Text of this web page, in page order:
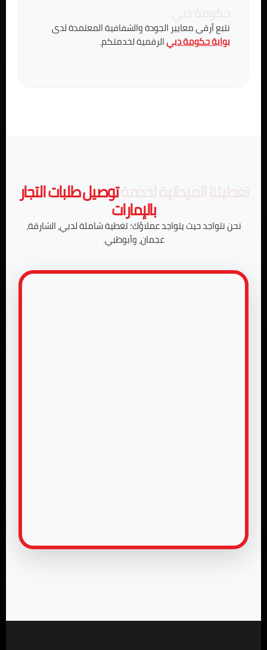
نتبع أرقى معايير الجودة والشفافية المعتمدة لدى
بوابة حكومة دبيالرقمية لخدمتكم.
تغطيتنا الميدانية لخدمةتوصيل طلبات التجار
بالإمارات
نحن نتواجد حيث يتواجد عملاؤك؛ تغطية شاملة لدبي، الشارقة،
عجمان، وأبوظبي.